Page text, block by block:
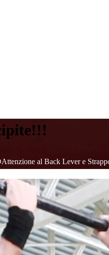
al Back Lever e